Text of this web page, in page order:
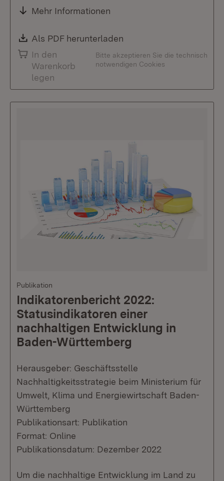
Mehr Informationen
Download:
Als PDF herunterladen
In den
Warenkorb
legen
Bitte akzeptieren Sie die technisch
notwendigen Cookies
Publikation
Indikatorenbericht 2022:
Statusindikatoren einer
nachhaltigen Entwicklung in
Baden-Württemberg
Herausgeber: Geschäftsstelle
Nachhaltigkeitsstrategie beim Ministerium für
Umwelt, Klima und Energiewirtschaft Baden-
Württemberg
Publikationsart: Publikation
Format: Online
Publikationsdatum: Dezember 2022
Um die nachhaltige Entwicklung im Land zu